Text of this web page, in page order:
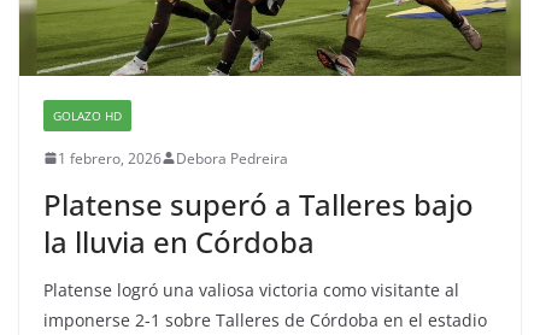
GOLAZO HD
1 febrero, 2026 Debora Pedreira
Platense superó a Talleres bajo
la lluvia en Córdoba
Platense logró una valiosa victoria como visitante al
imponerse 2-1 sobre Talleres de Córdoba en el estadio